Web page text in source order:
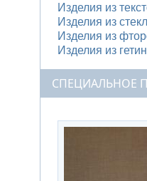
Изделия из
Изделия из
Изделия из
Изделия из
СПЕЦИАЛЬНОЕ